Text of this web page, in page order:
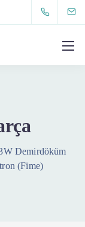
Demirdöküm
(Fime)